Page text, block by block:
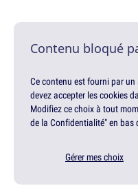
Contenu bloqué
Ce contenu est fourni par
devez accepter les cookies
Modifiez ce choix à tout
de la Confidentialité" en bas
Gérer mes choix